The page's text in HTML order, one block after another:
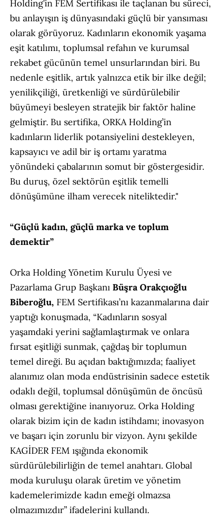
Holding’in FEM Sertifikası ile taçlanan bu süreci,
bu anlayışın iş dünyasındaki güçlü bir yansıması
olarak görüyoruz. Kadınların ekonomik yaşama
eşit katılımı, toplumsal refahın ve kurumsal
rekabet gücünün temel unsurlarından biri. Bu
nedenle eşitlik, artık yalnızca etik bir ilke değil;
yenilikçiliği, üretkenliği ve sürdürülebilir
büyümeyi besleyen stratejik bir faktör haline
gelmiştir. Bu sertifika, ORKA Holding’in
kadınların liderlik potansiyelini destekleyen,
kapsayıcı ve adil bir iş ortamı yaratma
yönündeki çabalarının somut bir göstergesidir.
Bu duruş, özel sektörün eşitlik temelli
dönüşümüne ilham verecek niteliktedir."
“Güçlü kadın, güçlü marka ve toplum
demektir”
Orka Holding Yönetim Kurulu Üyesi ve
Pazarlama Grup Başkanı Büşra Orakçıoğlu
Biberoğlu, FEM Sertifikası’nı kazanmalarına dair
yaptığı konuşmada, “Kadınların sosyal
yaşamdaki yerini sağlamlaştırmak ve onlara
fırsat eşitliği sunmak, çağdaş bir toplumun
temel direği. Bu açıdan baktığımızda; faaliyet
alanımız olan moda endüstrisinin sadece estetik
odaklı değil, toplumsal dönüşümün de öncüsü
olması gerektiğine inanıyoruz. Orka Holding
olarak bizim için de kadın istihdamı; inovasyon
ve başarı için zorunlu bir vizyon. Aynı şekilde
KAGİDER FEM ışığında ekonomik
sürdürülebilirliğin de temel anahtarı. Global
moda kuruluşu olarak üretim ve yönetim
kademelerimizde kadın emeği olmazsa
olmazımızdır” ifadelerini kullandı.